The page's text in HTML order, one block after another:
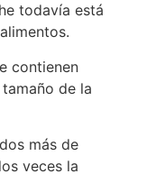
todavía está
contienen
de la
más de
veces la